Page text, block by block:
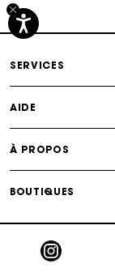
SERVICES
AIDE
À PROPOS
BOUTIQUES